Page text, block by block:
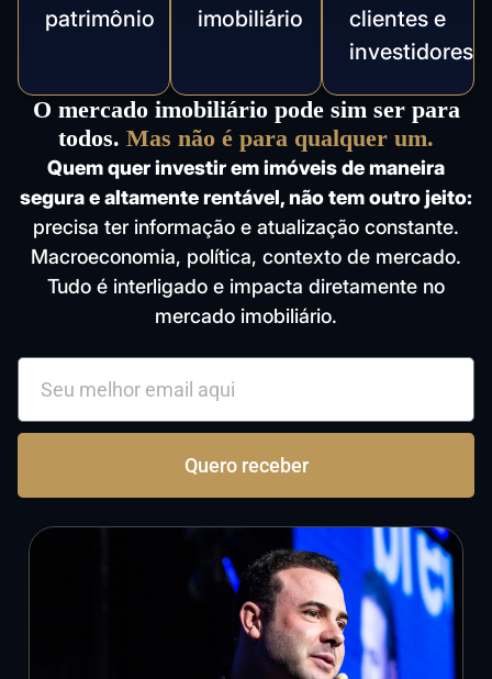
patrimônio
imobiliário
clientes e
investidores
O mercado imobiliário pode sim ser para
todos. Mas não é para qualquer um.
Quem quer investir em imóveis de maneira
segura e altamente rentável, não tem outro jeito:
precisa ter informação e atualização constante.
Macroeconomia, política, contexto de mercado.
Tudo é interligado e impacta diretamente no
mercado imobiliário.
Quero receber